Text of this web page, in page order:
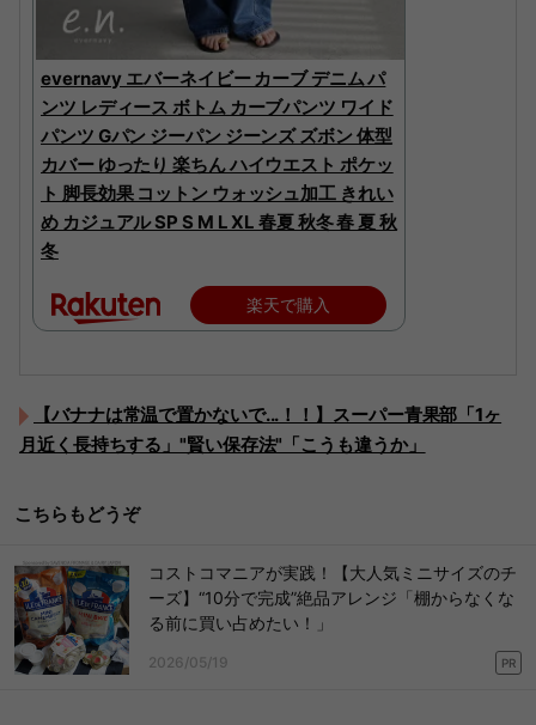
evernavy エバーネイビー カーブ デニム パ
ンツ レディース ボトム カーブパンツ ワイド
パンツ Gパン ジーパン ジーンズ ズボン 体型
カバー ゆったり 楽ちん ハイウエスト ポケッ
ト 脚長効果 コットン ウォッシュ加工 きれい
め カジュアル SP S M L XL 春夏 秋冬 春 夏 秋
冬
楽天で購入
【バナナは常温で置かないで...！！】スーパー青果部「1ヶ
月近く長持ちする」"賢い保存法"「こうも違うか」
こちらもどうぞ
コストコマニアが実践！【大人気ミニサイズのチ
ーズ】“10分で完成”絶品アレンジ「棚からなくな
る前に買い占めたい！」
2026/05/19 PR